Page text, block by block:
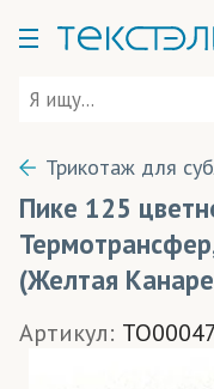
Трикотаж для
Пике 125
(Желтая
Артикул: